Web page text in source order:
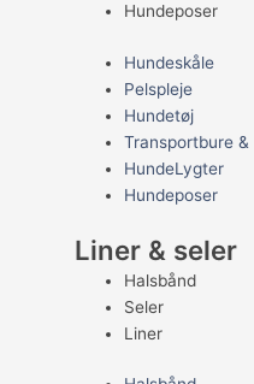
Hundeposer
Hundeskåle
Pelspleje
Hundetøj
Transportbure &
HundeLygter
Hundeposer
Liner & seler
Halsbånd
Seler
Liner